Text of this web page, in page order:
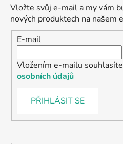
Vložte svůj e-mail a my vám
nových produktech na našem
E-mail
Vložením e-mailu
osobních údajů
PŘIHLÁSIT SE